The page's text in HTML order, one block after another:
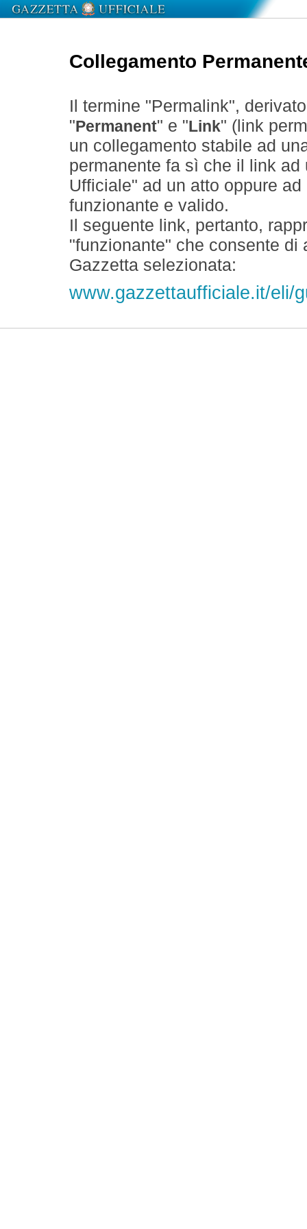
Collegamento
Il termine "Permalink",
" Permanent" e " Link" (link
un collegamento stabile ad
permanente fa sì che il link
Ufficiale" ad un atto oppure
funzionante e valido.
Il seguente link, pertanto,
"funzionante" che consente
Gazzetta selezionata:
www.gazzettaufficiale.it/eli/